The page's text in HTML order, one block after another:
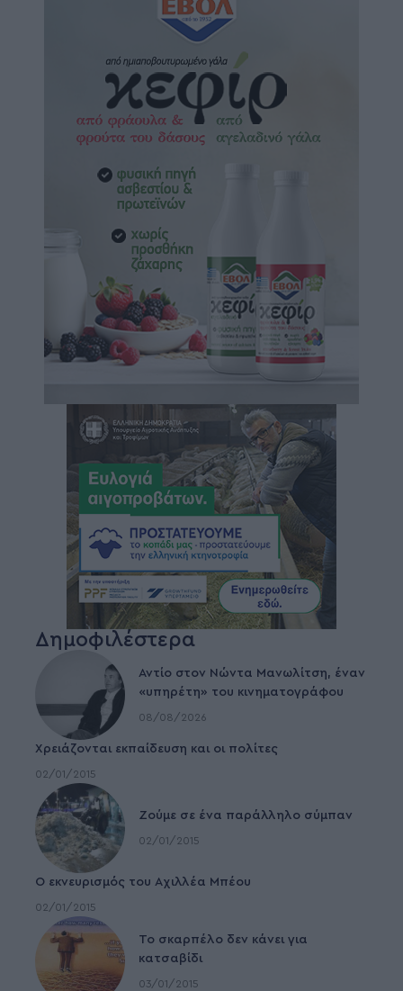
Δημοφιλέστερα
Αντίο στον Νώντα Μανωλίτση, έναν
«υπηρέτη» του κινηματογράφου
08/08/2026
Χρειάζονται εκπαίδευση και οι πολίτες
02/01/2015
Ζούμε σε ένα παράλληλο σύμπαν
02/01/2015
Ο εκνευρισμός του Αχιλλέα Μπέου
02/01/2015
To σκαρπέλο δεν κάνει για
κατσαβίδι
03/01/2015